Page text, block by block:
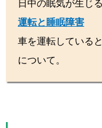
日中の眠気が生じ
運転と睡眠障害
車を運転している
について。